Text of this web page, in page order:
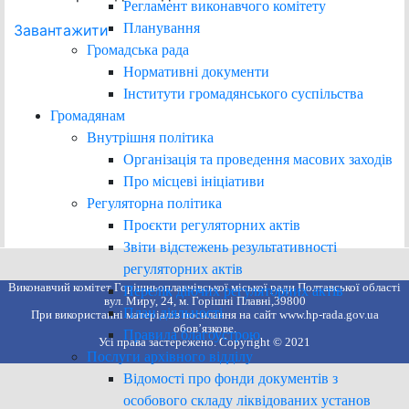
Регламент виконавчого комітету
Планування
Громадська рада
Нормативні документи
Інститути громадянського суспільства
Громадянам
Внутрішня політика
Організація та проведення масових заходів
Про місцеві ініціативи
Регуляторна політика
Проєкти регуляторних актів
Звіти відстежень результативності
регуляторних актів
Перелік діючих регуляторних актів
План діяльності
Правила благоустрою
Послуги архівного відділу
Відомості про фонди документів з
особового складу ліквідованих установ
Завантажити
Виконавчий комітет Горішньоплавнівської міської ради Полтавської області
вул. Миру, 24, м. Горішні Плавні,39800
При використанні матеріалів посилання на сайт www.hp-rada.gov.ua
обов’язкове.
Усі права застережено. Copyright © 2021